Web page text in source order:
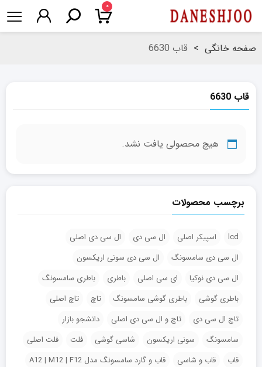
۰
صفحه خانگی > قاب 6630
قاب 6630
هیچ محصولی یافت نشد.
برچسب محصولات
lcd اسپیکر اصلی ال سی دی
ال سی دی اصلی
ال سی دی سامسونگ
ال سی دی سونی اریکسون
ال سی دی نوکیا
ای سی اصلی باطری
باطری سامسونگ
باطری گوشی
باطری گوشی سامسونگ تاچ
تاچ اصلی
تاچ ال سی دی
تاچ و ال سی دی اصلی
دانشجو بازار
سامسونگ
سونی اریکسون شاسی گوشی فلت
فلت اصلی
قاب
قاب و شاسی
قاب و گارد سامسونگ مدل A12 | M12 | F12